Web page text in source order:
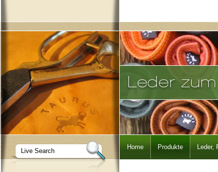
überspringen
Home Produkte Leder,